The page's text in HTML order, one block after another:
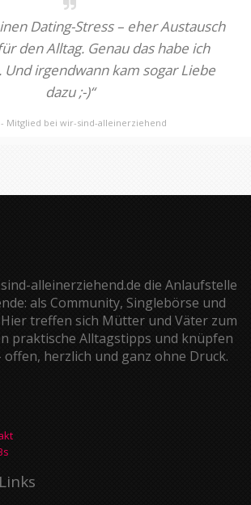
Dating-Stress – eher Austausch
den Alltag. Genau das habe ich
irgendwann kam sogar Liebe
dazu ;-)“
- Mitglied bei wir-sind-alleinerziehend
alleinerziehend.de die Anlaufstelle
als Community, Singlebörse und
treffen sich Mütter und Väter zum
praktische Alltagstipps und knüpfen
herzlich und ganz ohne Druck.